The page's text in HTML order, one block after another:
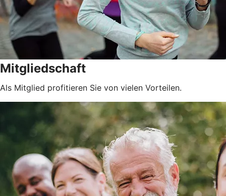
Mitgliedschaft
Als Mitglied profitieren Sie von vielen Vorteilen.